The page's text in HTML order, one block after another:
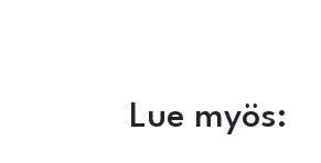
Lue myös: